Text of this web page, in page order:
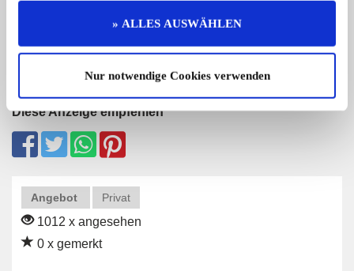
» ALLES AUSWÄHLEN
Nur notwendige Cookies verwenden
Diese Anzeige empfehlen
Angebot Privat
1012 x angesehen
0 x gemerkt